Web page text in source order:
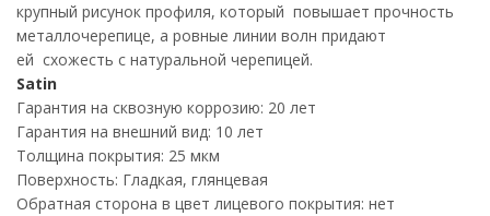
крупный рисунок профиля, который повышает прочность
металлочерепице, а ровные линии волн придают
ей схожесть с натуральной черепицей.
Satin
Гарантия на сквозную коррозию: 20 лет
Гарантия на внешний вид: 10 лет
Толщина покрытия: 25 мкм
Поверхность: Гладкая, глянцевая
Обратная сторона в цвет лицевого покрытия: нет